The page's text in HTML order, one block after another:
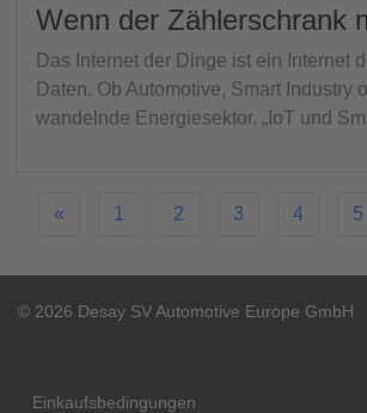
Wenn der Zählerschrank
Das Internet der Dinge ist ein Internet
Daten. Ob Automotive, Smart Industry
wandelnde Energiesektor. „IoT und
« 1 2 3 4 5
© 2026 Desay SV Automotive Europe GmbH
Einkaufsbedingungen